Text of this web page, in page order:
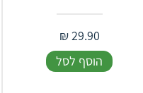
29.90
₪
הוסף לסל